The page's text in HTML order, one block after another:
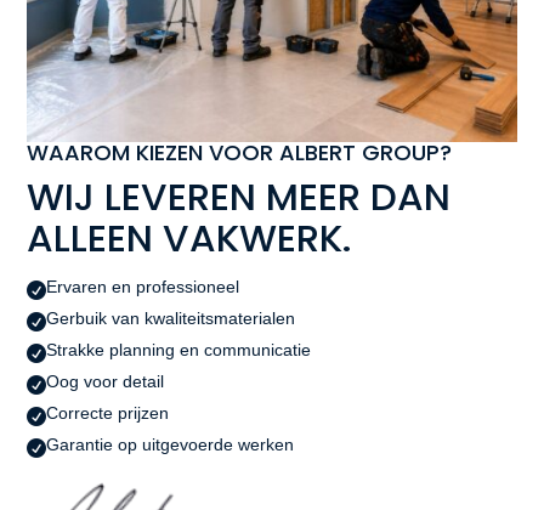
WAAROM KIEZEN VOOR ALBERT GROUP?
WIJ LEVEREN MEER DAN
ALLEEN VAKWERK.
Ervaren en professioneel
Gerbuik van kwaliteitsmaterialen
Strakke planning en communicatie
Oog voor detail
Correcte prijzen
Garantie op uitgevoerde werken